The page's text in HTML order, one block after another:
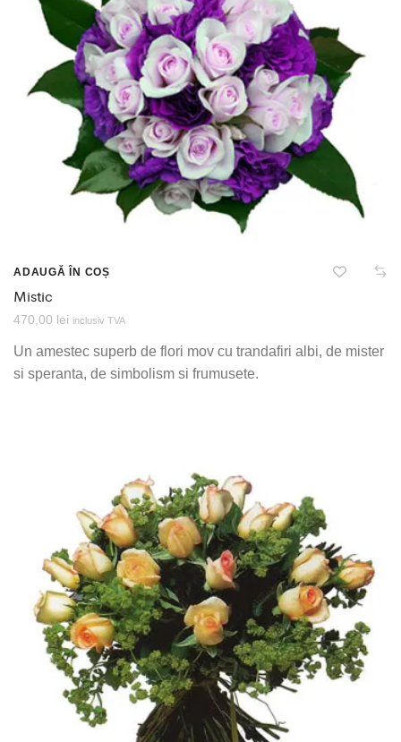
ADAUGĂ ÎN COȘ
Mistic
470,00 lei inclusiv TVA
Un amestec superb de flori mov cu trandafiri albi, de mister
si speranta, de simbolism si frumusete.